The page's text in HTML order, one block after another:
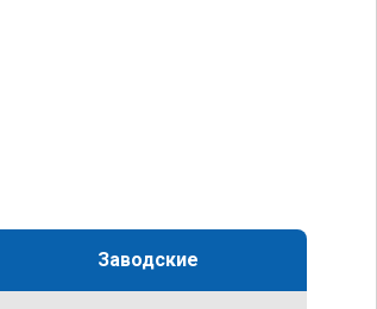
Заводские